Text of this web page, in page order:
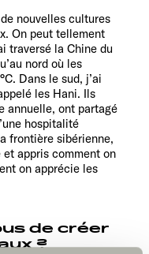
nouvelles cultures
On peut tellement
traversé la Chine du
nord où les
Dans le sud, j’ai
les Hani. Ils
annuelle, ont partagé
hospitalité
frontière sibérienne,
et appris comment on
on apprécie les
de créer
?